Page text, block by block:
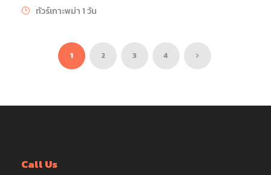
ทัวร์เกาะพม่า 1 วัน
1 2 3 4
Call Us